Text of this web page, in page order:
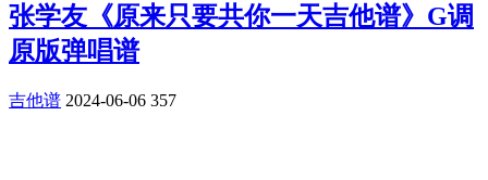
张学友《原来只要共你一天吉他谱》G调
原版弹唱谱
吉他谱 2024-06-06 357